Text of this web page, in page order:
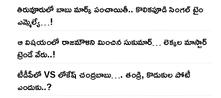
తిరువూరులో బాబు మార్క్ పంచాయితీ.. కొలిక‌పూడి సింగ‌ల్ టైం
ఎమ్మెల్యే…!
ఆ విష‌యంలో రాజ‌మౌళిని మించిన సుకుమార్‌… లెక్క‌ల మాస్టార్
ట్రెండే వేరు..!
టీడీపీలో VS లోకేష్ చంద్ర‌బాబు…. తండ్రి, కొడుకుల పోటీ
ఎందుకు..?